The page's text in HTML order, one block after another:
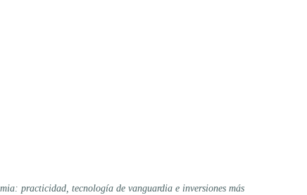
practicidad, tecnología de vanguardia e inversiones más